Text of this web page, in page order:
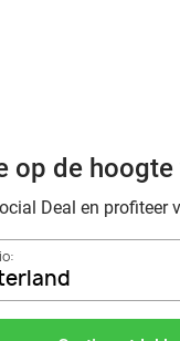
op de
Deal en profiteer